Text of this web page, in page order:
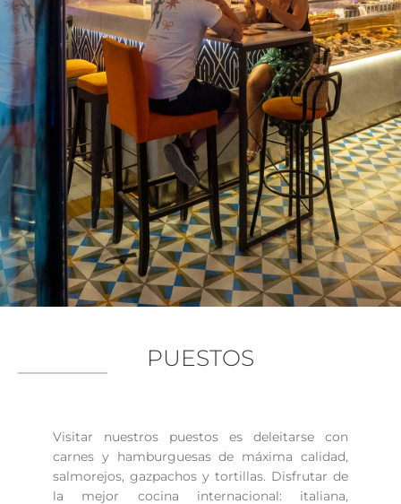
PUESTOS
Visitar nuestros puestos es deleitarse con
carnes y hamburguesas de máxima calidad,
salmorejos, gazpachos y tortillas. Disfrutar de
la mejor cocina internacional: italiana,